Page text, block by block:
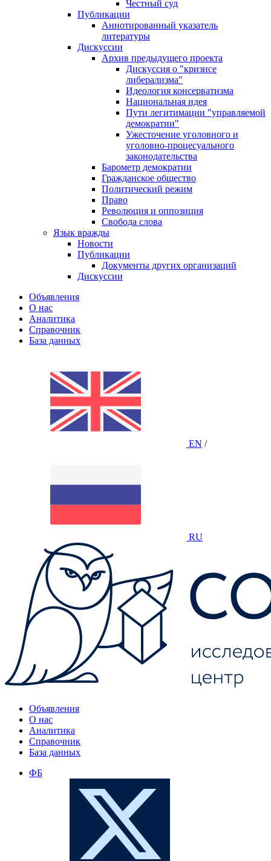
Честный суд
Публикации
Аннотированный указатель
литературы
Дискуссии
Архив предыдущего проекта
Дискуссия о "кризисе
либерализма"
Идеология консерватизма
Национальная идея
Пути легитимации "управляемой
демократии"
Ужесточение уголовного и
уголовно-процесуального
законодательства
Барометр демократии
Гражданское общество
Политический режим
Право
Революция и оппозиция
Свобода слова
Язык вражды
Новости
Публикации
Документы других организаций
Дискуссии
Объявления
О нас
Аналитика
Справочник
База данных
EN /
RU
Объявления
О нас
Аналитика
Справочник
База данных
ФБ